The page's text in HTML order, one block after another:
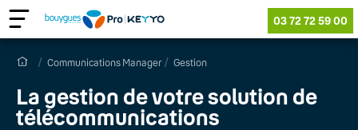
03 72 72 59 00
Communications Manager Gestion
La gestion de votre solution de
télécommunications